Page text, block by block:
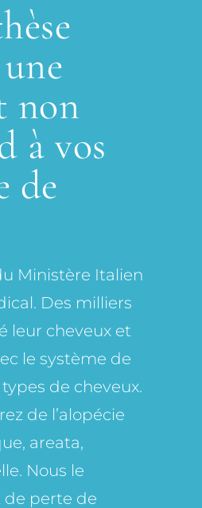
non
à vos
de
Ministère Italien
Des milliers
leur cheveux et
le système de
de cheveux.
de l’alopécie
areata,
Nous le
de perte de